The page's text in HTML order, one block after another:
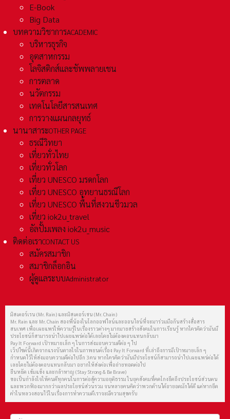
E-Book
Big Data
บทความวิชาการACADEMIC
บริหารธุรกิจ
อุตสาหกรรม
โลจิสติกส์และชัพพลายเชน
การตลาด
นวัตกรรม
เทคโนโลยีสารสนเทศ
การวางแผนกลยุทธ์
นานาสาระOTHER PAGE
ธรณีวิทยา
เที่ยวทั่วไทย
เที่ยวทั่วโลก
เที่ยว UNESCO มรดกโลก
เที่ยว UNESCO อุทยานธรณีโลก
เที่ยว UNESCO พื้นที่สงวนชีวมวล
เที่ยว iok2u_travel
อัลปั้มเพลง iok2u_music
ติดต่อเราCONTACT US
สมัครสมาชิก
สมาชิกล็อกอิน
ผู้ดูแลระบบAdministrator
มิสเตอร์เรน (Mr. Rain) และมิสเตอร์เชน (Mr. Chain)
Mr. Rain และ Mr. Chain สองพี่น้องในโลกออฟไลน์และออนไลน์ที่จะมาร่วมมือกันสร้างสื่อสาร
สนเทศ เพื่อเผยแพร่ให้ความรู้ในเรื่องราวต่างๆ มากมายสร้างสังคมในการเรียนรู้ หากใครคิดว่ามันมี
ประโยชน์ก็สามารถนำไปเผยแพร่ต่อได้เลยโดยไม่ต้องตอบแทนกลับมา
Pay It Forward เป้าหมายเล็ก ๆ ในการส่งมอบความดีต่อ ๆ ไป
เว็ปไซต์นี้เกิดจากแรงบันดาลใจในภาพยนต์เรื่อง Pay It Forward ที่เล่าถึงการมีเป้าหมายเล็ก ๆ
กำหนดไว้ให้ส่งมอบความดีต่อไปอีก 3 คน หากใครคิดว่ามันมีประโยชน์ก็สามารถนำไปเผยแพร่ต่อได้
เลยโดยไม่ต้องตอบแทนกลับมา อยากให้ส่งต่อเพื่อถ่ายทอดต่อไป
ยืนหยัด เข้มแข็ง และกล้าหาญ (Stay Strong & Be Brave)
ขอเป็นกำลังใจให้คนดีทุกคนในการต่อสู้ความอยุติธรรม ในยุคสังคมที่คดโกงยึดถึงประโยชน์ส่วนตน
และพวกฟ้องมากกว่าผลประโยชน์ส่วนรวม จนหลายคนคิดว่าพวกด้านได้อายอดมักได้ดี แต่หากยึด
คำในหลวงสอนไว้ในเรื่องการทำความดีเราจะมีความสุขครับ